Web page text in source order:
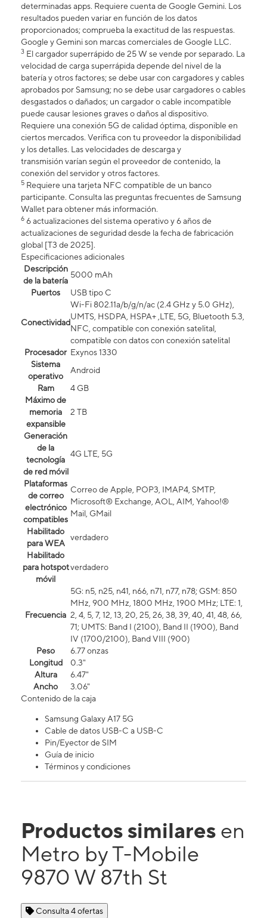
determinadas apps. Requiere cuenta de Google Gemini. Los
resultados pueden variar en función de los datos
proporcionados; comprueba la exactitud de las respuestas.
Google y Gemini son marcas comerciales de Google LLC.
3 El cargador superrápido de 25 W se vende por separado. La
velocidad de carga superrápida depende del nivel de la
batería y otros factores; se debe usar con cargadores y cables
aprobados por Samsung; no se debe usar cargadores o cables
desgastados o dañados; un cargador o cable incompatible
puede causar lesiones graves o daños al dispositivo.
Requiere una conexión 5G de calidad óptima, disponible en
ciertos mercados. Verifica con tu proveedor la disponibilidad
y los detalles. Las velocidades de descarga y
transmisión varían según el proveedor de contenido, la
conexión del servidor y otros factores.
5 Requiere una tarjeta NFC compatible de un banco
participante. Consulta las preguntas frecuentes de Samsung
Wallet para obtener más información.
6 6 actualizaciones del sistema operativo y 6 años de
actualizaciones de seguridad desde la fecha de fabricación
global [T3 de 2025].
Especificaciones adicionales
Descripción
de la batería
5000 mAh
Puertos
USB tipo C
Conectividad
Wi-Fi 802.11a/b/g/n/ac (2.4 GHz y 5.0 GHz),
UMTS, HSDPA, HSPA+ ,LTE, 5G, Bluetooth 5.3,
NFC, compatible con conexión satelital,
compatible con datos con conexión satelital​​​​​​​
Procesador Exynos 1330
Sistema
operativo
Android
Ram
4 GB
Máximo de
memoria
expansible
2 TB
Generación
de la
tecnología
de red móvil
4G LTE, 5G
Plataformas
de correo
electrónico
compatibles
Correo de Apple, POP3, IMAP4, SMTP,
Microsoft® Exchange, AOL, AIM, Yahoo!®
Mail, GMail
Habilitado
para WEA
verdadero
Habilitado
para hotspot
móvil
verdadero
Frecuencia
5G: n5, n25, n41, n66, n71, n77, n78; GSM: 850
MHz, 900 MHz, 1800 MHz, 1900 MHz; LTE: 1,
2, 4, 5, 7, 12, 13, 20, 25, 26, 38, 39, 40, 41, 48, 66,
71; UMTS: Band I (2100), Band II (1900), Band
IV (1700/2100), Band VIII (900)
Peso
6.77 onzas
Longitud
0.3"
Altura
6.47"
Ancho
3.06"
Contenido de la caja
Samsung Galaxy A17 5G
Cable de datos USB-C a USB-C
Pin/Eyector de SIM
Guía de inicio
Términos y condiciones
Productos similares en
Metro by T-Mobile
9870 W 87th St
Consulta 4 ofertas